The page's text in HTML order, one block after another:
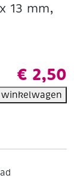
13 mm,
€ 2,50